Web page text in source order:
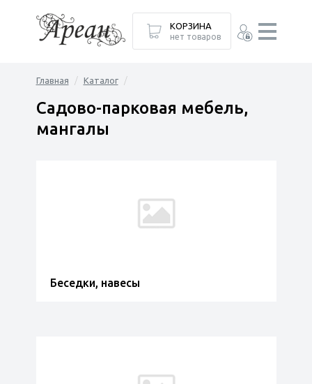
Главная Каталог
Садово-парковая мебель,
мангалы
Беседки, навесы
КОРЗИНА
нет товаров